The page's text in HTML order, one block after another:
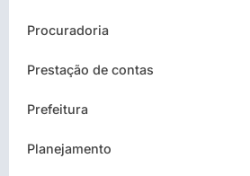
Procuradoria
Prestação de contas
Prefeitura
Planejamento